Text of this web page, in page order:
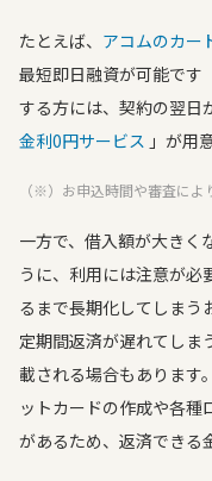
たとえば、 アコムのカー
最短即日融資が可能で
する方には、契約の翌日
金利0円サービス 」が用
（※）お申込時間や審査によ
一方で、借入額が大きく
うに、利用には注意が必
るまで長期化してしまう
定期間返済が遅れてしま
載される場合もあります
ットカードの作成や各種
があるため、返済できる